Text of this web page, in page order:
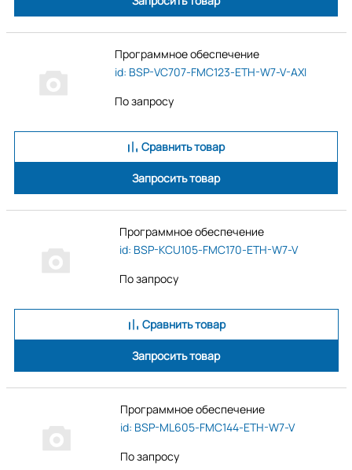
Программное обеспечение
id: BSP-VC707-FMC123-ETH-W7-V-AXI
По запросу
Сравнить товар
Запросить товар
Программное обеспечение
id: BSP-KCU105-FMC170-ETH-W7-V
По запросу
Сравнить товар
Запросить товар
Программное обеспечение
id: BSP-ML605-FMC144-ETH-W7-V
По запросу